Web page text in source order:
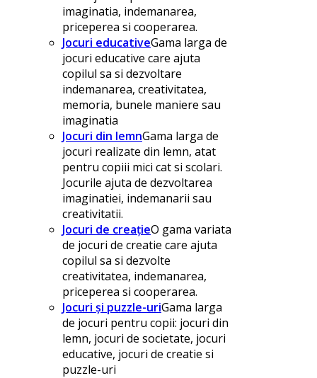
imaginatia, indemanarea,
priceperea si cooperarea.
Jocuri educativeGama larga de
jocuri educative care ajuta
copilul sa si dezvoltare
indemanarea, creativitatea,
memoria, bunele maniere sau
imaginatia
Jocuri din lemnGama larga de
jocuri realizate din lemn, atat
pentru copiii mici cat si scolari.
Jocurile ajuta de dezvoltarea
imaginatiei, indemanarii sau
creativitatii.
Jocuri de creațieO gama variata
de jocuri de creatie care ajuta
copilul sa si dezvolte
creativitatea, indemanarea,
priceperea si cooperarea.
Jocuri și puzzle-uriGama larga
de jocuri pentru copii: jocuri din
lemn, jocuri de societate, jocuri
educative, jocuri de creatie si
puzzle-uri